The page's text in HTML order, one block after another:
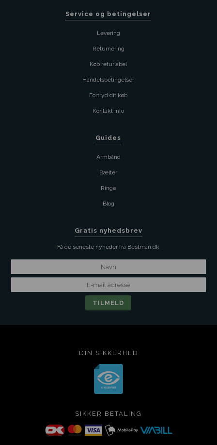
Service og betingelser
Levering
Returnering
Køb returlabel
Handelsbetingelser
Fortryd dit køb
Kontakt info
Guides
Armbånd
Bælter
Ringe
Blog
Gratis nyhedsbrev
Få de seneste nyheder fra Bestman.dk
DIN SIKKERHED
SIKKER BETALING